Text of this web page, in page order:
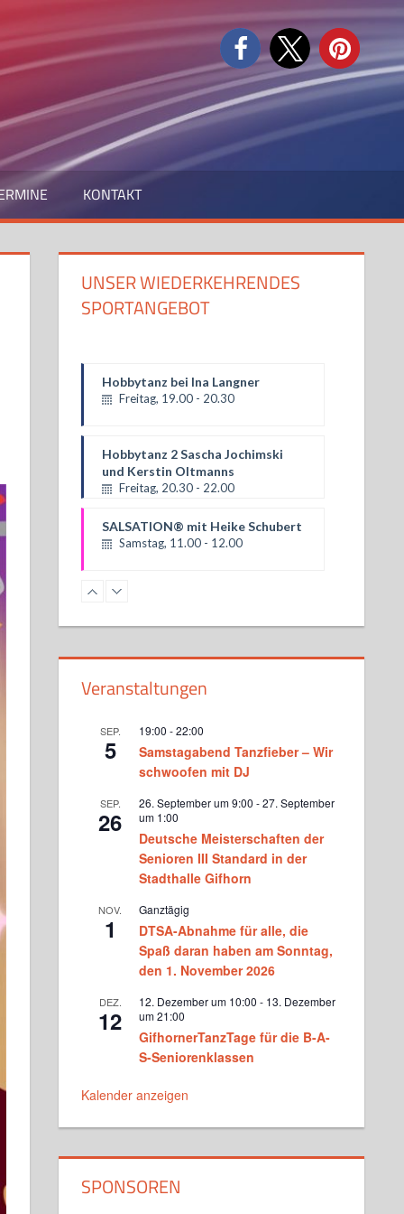
KONTAKT
UNSER WIEDERKEHRENDES
SPORTANGEBOT
Hobbytanz 2 Sascha Jochimski
SALSATION® mit Heike Schubert
Samstag, 11.00 - 12.00
Hobbytanzggruppe bei Ina
Sonntag, 18.00 - 19.30
Parmigeis bei Ina Langner
Montag, 18.30 - 20.00
Hobbytanz bei Lajos Nagy
Montag, 18.30 - 20.00
Turniergruppe Basics bei Martina
und Matthias Donners
Dienstag, 18.30 - 20.00
Standardformation bei Martina
und Matthias Donners
Dienstag, 20.00 - 20.45
Standard Jugendtraining bei
Milinovici
Mittwoch, 17.15 - 18.45
Turniertraining Standard 1 bei
Michael Wenger sowie Vicky
Mittwoch, 19.00 - 20.30
Ghadiri und Vlad Milinovici
Der Hof tanzt bei Kerstin
Veranstaltungen
SEP.
5
19:00 -22:00
Samstagabend Tanzfieber – Wir
schwoofen mit DJ
SEP.
26
26. September um 9:00 -27. September
um 1:00
Deutsche Meisterschaften der
Senioren III Standard in der
Stadthalle Gifhorn
NOV.
1
Ganztägig
DTSA-Abnahme für alle, die
Spaß daran haben am Sonntag,
den 1. November 2026
DEZ.
12
12. Dezember um 10:00 - 13. Dezember
um 21:00
GifhornerTanzTage für die B-A-
S-Seniorenklassen
Kalender anzeigen
SPONSOREN